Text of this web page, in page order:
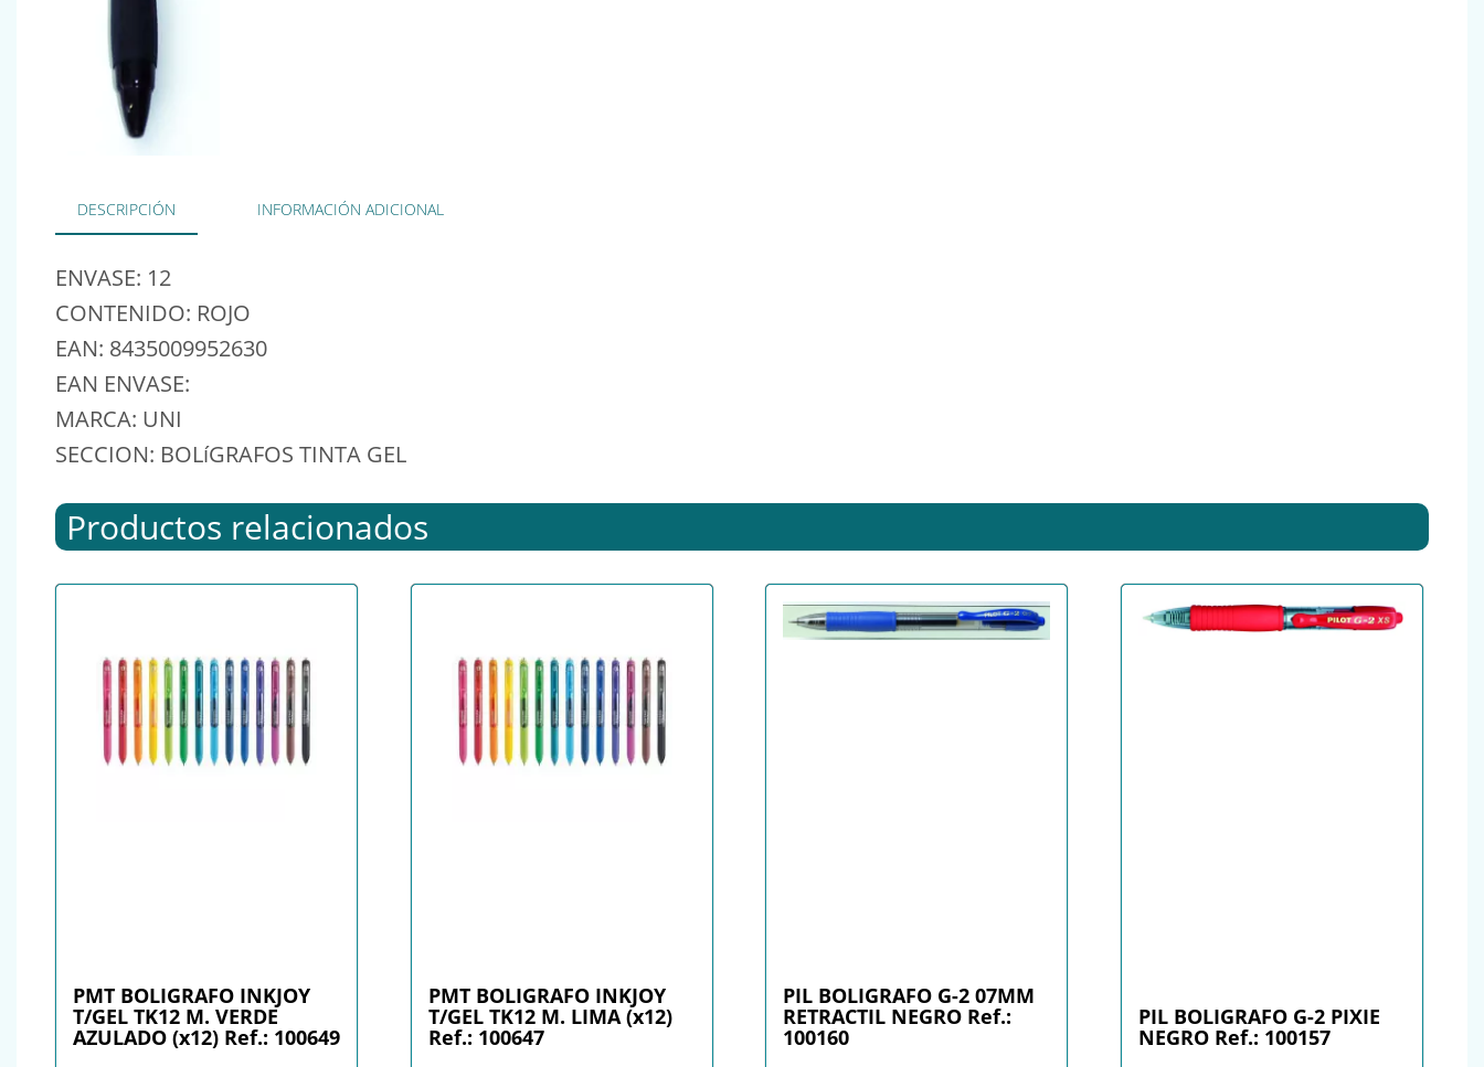
DESCRIPCIÓN INFORMACIÓN ADICIONAL
ENVASE: 12
CONTENIDO: ROJO
EAN: 8435009952630
EAN ENVASE:
MARCA: UNI
SECCION: BOLíGRAFOS TINTA GEL
Productos relacionados
PMT BOLIGRAFO INKJOY
T/GEL TK12 M. VERDE
AZULADO (x12) Ref.: 100649
PMT BOLIGRAFO INKJOY
T/GEL TK12 M. LIMA (x12)
Ref.: 100647
PIL BOLIGRAFO G-2 07MM
RETRACTIL NEGRO Ref.:
100160
PIL BOLIGRAFO G-2 PIXIE
NEGRO Ref.: 100157